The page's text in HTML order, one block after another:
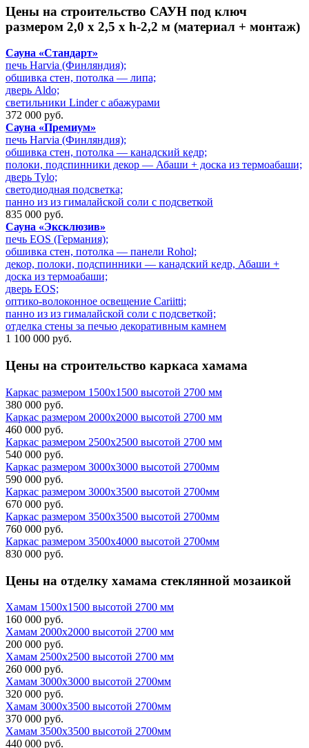
Цены на строительство САУН под ключ
размером 2,0 х 2,5 х h-2,2 м (материал + монтаж)
Сауна «Стандарт»
печь Harvia (Финляндия);
обшивка стен, потолка — липа;
дверь Aldo;
светильники Linder с абажурами
372 000 руб.
Сауна «Премиум»
печь Harvia (Финляндия);
обшивка стен, потолка — канадский кедр;
полоки, подспинники декор — Абаши + доска из термоабаши;
дверь Tylo;
cветодиодная подсветка;
панно из из гималайской соли с подсветкой
835 000 руб.
Сауна «Эксклюзив»
печь EOS (Германия);
обшивка стен, потолка — панели Rohol;
декор, полоки, подспинники — канадский кедр, Абаши +
доска из термоабаши;
дверь EOS;
оптико-волоконное освещение Cariitti;
панно из из гималайской соли с подсветкой;
отделка стены за печью декоративным камнем
1 100 000 руб.
Цены на строительство каркаса хамама
Каркас размером 1500х1500 высотой 2700 мм
380 000 руб.
Каркас размером 2000х2000 высотой 2700 мм
460 000 руб.
Каркас размером 2500х2500 высотой 2700 мм
540 000 руб.
Каркас размером 3000х3000 высотой 2700мм
590 000 руб.
Каркас размером 3000х3500 высотой 2700мм
670 000 руб.
Каркас размером 3500х3500 высотой 2700мм
760 000 руб.
Каркас размером 3500х4000 высотой 2700мм
830 000 руб.
Цены на отделку хамама стеклянной мозаикой
Хамам 1500х1500 высотой 2700 мм
160 000 руб.
Хамам 2000х2000 высотой 2700 мм
200 000 руб.
Хамам 2500х2500 высотой 2700 мм
260 000 руб.
Хамам 3000х3000 высотой 2700мм
320 000 руб.
Хамам 3000х3500 высотой 2700мм
370 000 руб.
Хамам 3500х3500 высотой 2700мм
440 000 руб.